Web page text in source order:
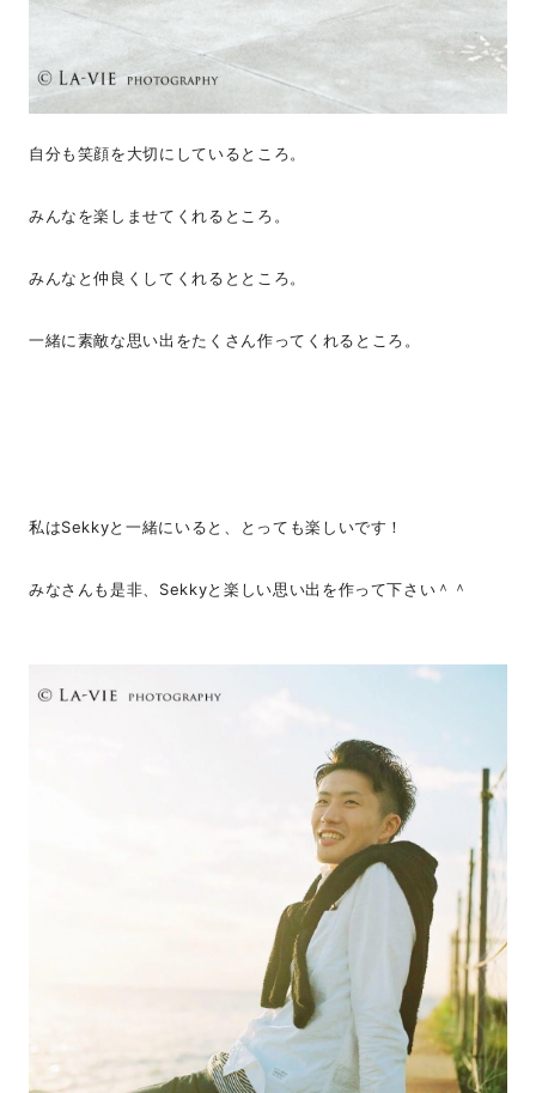
自分も笑顔を大切にしているところ。
みんなを楽しませてくれるところ。
みんなと仲良くしてくれるとところ。
一緒に素敵な思い出をたくさん作ってくれるところ。
私はSekkyと一緒にいると、とっても楽しいです！
みなさんも是非、Sekkyと楽しい思い出を作って下さい＾＾